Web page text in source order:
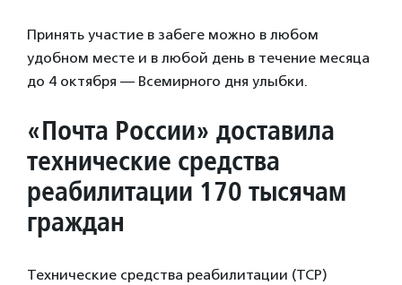
Принять участие в забеге можно в любом
удобном месте и в любой день в течение месяца
до 4 октября — Всемирного дня улыбки.
«Почта России» доставила
технические средства
реабилитации 170 тысячам
граждан
Технические средства реабилитации (ТСР)